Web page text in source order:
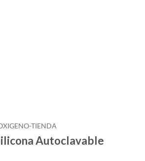
TIENDA
Autoclavable